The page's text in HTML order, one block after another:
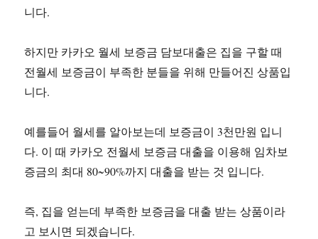
니다.
하지만 카카오 월세 보증금 담보대출은 집을 구할 때
전월세 보증금이 부족한 분들을 위해 만들어진 상품입
니다.
예를들어 월세를 알아보는데 보증금이 3천만원 입니
다. 이 때 카카오 전월세 보증금 대출을 이용해 임차보
증금의 최대 80~90%까지 대출을 받는 것 입니다.
즉, 집을 얻는데 부족한 보증금을 대출 받는 상품이라
고 보시면 되겠습니다.